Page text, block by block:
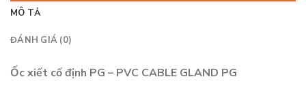
MÔ TẢ
ĐÁNH GIÁ (0)
Ốc xiết cố định PG – PVC CABLE GLAND PG